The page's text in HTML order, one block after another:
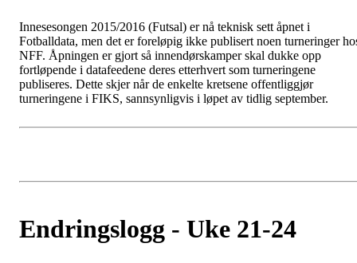
Innesesongen 2015/2016 (Futsal) er nå teknisk sett åpnet i
Fotballdata, men det er foreløpig ikke publisert noen turneringer
NFF. Åpningen er gjort så innendørskamper skal dukke opp
fortløpende i datafeedene deres etterhvert som turneringene
publiseres. Dette skjer når de enkelte kretsene offentliggjør
turneringene i FIKS, sannsynligvis i løpet av tidlig september.
Endringslogg - Uke 21-24